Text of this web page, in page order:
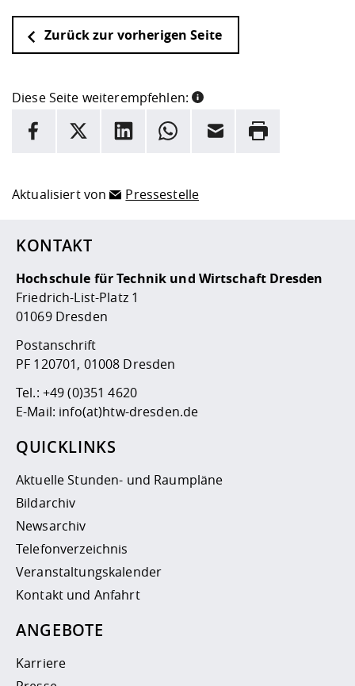
Zurück zur vorherigen Seite
Diese Seite weiterempfehlen:
INFORMATION
Facebook
X LinkedInWhatsappE-Mail Drucken
Aktualisiert von Pressestelle
KONTAKT
Hochschule für Technik und Wirtschaft Dresden
Friedrich-List-Platz 1
01069 Dresden
Postanschrift
PF 120701, 01008 Dresden
Tel.: +49 (0)351 4620
E-Mail: info(at)htw-dresden.de
QUICKLINKS
Aktuelle Stunden- und Raumpläne
Bildarchiv
Newsarchiv
Telefonverzeichnis
Veranstaltungskalender
Kontakt und Anfahrt
ANGEBOTE
Karriere